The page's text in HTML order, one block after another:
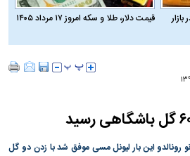
قیمت دلار، طلا و سکه امروز ۱۷ مرداد ۱۴۰۵
رونالدو این بار لیونل مسی موفق شد با زدن دو گل